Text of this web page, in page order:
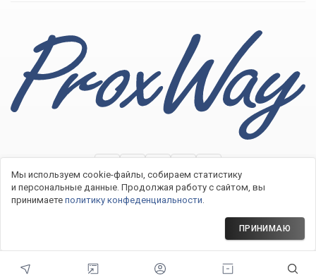
2007−2026 © Системы контроля доступа ProxWay
Мы используем cookie-файлы, собираем статистику
и персональные данные. Продолжая работу с сайтом, вы
принимаете политику конфеденциальности.
ПРИНИМАЮ